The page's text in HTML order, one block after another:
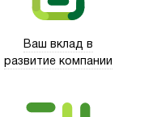
Ваш вклад в
развитие компании